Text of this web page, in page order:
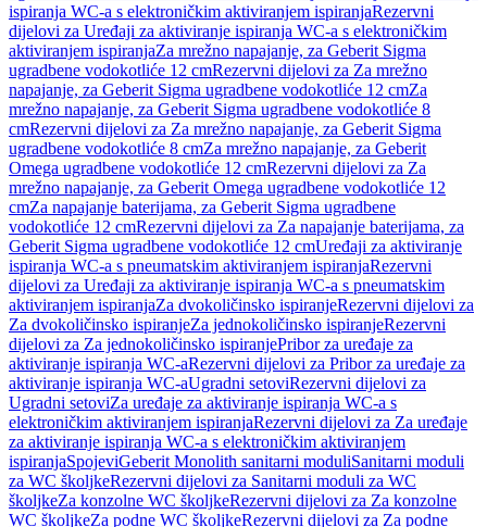
ispiranja WC-a s elektroničkim aktiviranjem ispiranjaRezervni
dijelovi za Uređaji za aktiviranje ispiranja WC-a s elektroničkim
aktiviranjem ispiranjaZa mrežno napajanje, za Geberit Sigma
ugradbene vodokotliće 12 cmRezervni dijelovi za Za mrežno
napajanje, za Geberit Sigma ugradbene vodokotliće 12 cmZa
mrežno napajanje, za Geberit Sigma ugradbene vodokotliće 8
cmRezervni dijelovi za Za mrežno napajanje, za Geberit Sigma
ugradbene vodokotliće 8 cmZa mrežno napajanje, za Geberit
Omega ugradbene vodokotliće 12 cmRezervni dijelovi za Za
mrežno napajanje, za Geberit Omega ugradbene vodokotliće 12
cmZa napajanje baterijama, za Geberit Sigma ugradbene
vodokotliće 12 cmRezervni dijelovi za Za napajanje baterijama, za
Geberit Sigma ugradbene vodokotliće 12 cmUređaji za aktiviranje
ispiranja WC-a s pneumatskim aktiviranjem ispiranjaRezervni
dijelovi za Uređaji za aktiviranje ispiranja WC-a s pneumatskim
aktiviranjem ispiranjaZa dvokoličinsko ispiranjeRezervni dijelovi za
Za dvokoličinsko ispiranjeZa jednokoličinsko ispiranjeRezervni
dijelovi za Za jednokoličinsko ispiranjePribor za uređaje za
aktiviranje ispiranja WC-aRezervni dijelovi za Pribor za uređaje za
aktiviranje ispiranja WC-aUgradni setoviRezervni dijelovi za
Ugradni setoviZa uređaje za aktiviranje ispiranja WC-a s
elektroničkim aktiviranjem ispiranjaRezervni dijelovi za Za uređaje
za aktiviranje ispiranja WC-a s elektroničkim aktiviranjem
ispiranjaSpojeviGeberit Monolith sanitarni moduliSanitarni moduli
za WC školjkeRezervni dijelovi za Sanitarni moduli za WC
školjkeZa konzolne WC školjkeRezervni dijelovi za Za konzolne
WC školjkeZa podne WC školjkeRezervni dijelovi za Za podne